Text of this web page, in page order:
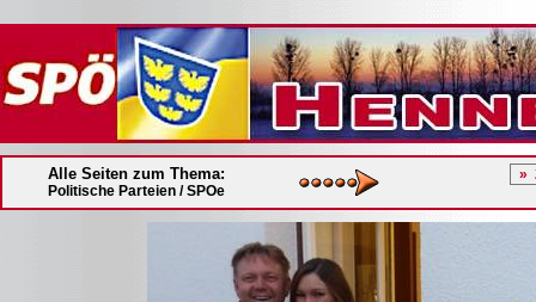
Alle Seiten zum Thema:
Politische Parteien / SPOe